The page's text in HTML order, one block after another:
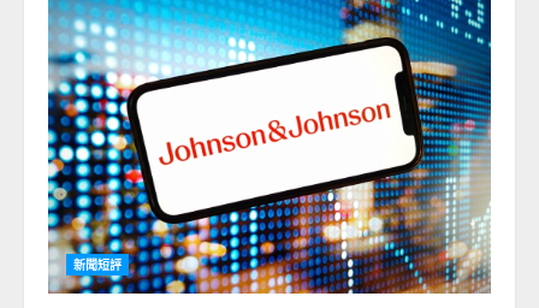
新聞短評